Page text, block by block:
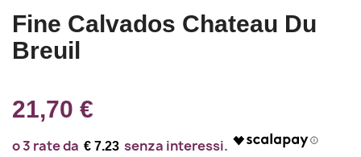
Fine Calvados Chateau Du
Breuil
21,70 €
€ 7.23